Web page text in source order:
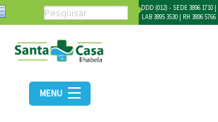
DDD (012) - SEDE 3896 1710 |
LAB 3895 3530 | RH 3896 5766
MENU